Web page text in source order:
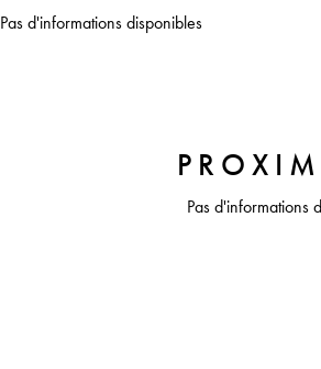
Pas d'informations disponibles
Pas d'informations